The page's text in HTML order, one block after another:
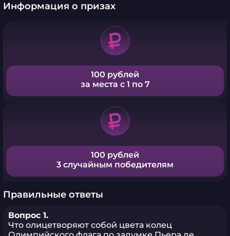
Информация о призах
100 рублей
за места с 1 по 7
100 рублей
3 случайным победителям
Правильные ответы
Вопрос 1.
Что олицетворяют собой цвета колец